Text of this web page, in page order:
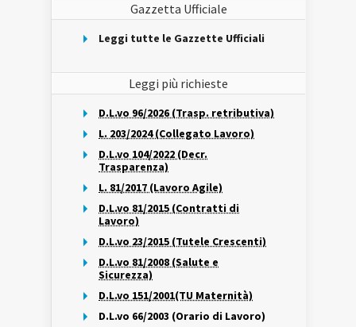
Gazzetta Ufficiale
Leggi tutte le Gazzette Ufficiali
Leggi più richieste
D.L.vo 96/2026 (Trasp. retributiva)
L. 203/2024 (Collegato Lavoro)
D.L.vo 104/2022 (Decr.
Trasparenza)
L. 81/2017 (Lavoro Agile)
D.L.vo 81/2015 (Contratti di
Lavoro)
D.L.vo 23/2015 (Tutele Crescenti)
D.L.vo 81/2008 (Salute e
Sicurezza)
D.L.vo 151/2001(TU Maternità)
D.L.vo 66/2003 (Orario di Lavoro)